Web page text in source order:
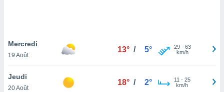
pas
de
Mercredi
19 Août
13° / 5° 29- 63
km/h
Jeudi
20 Août
18° / 2° 11 - 25
km/h